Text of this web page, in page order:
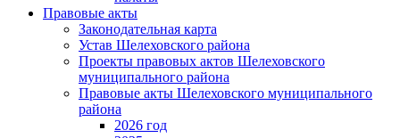
Правовые акты
Законодательная карта
Устав Шелеховского района
Проекты правовых актов Шелеховского
муниципального района
Правовые акты Шелеховского муниципального
района
2026 год